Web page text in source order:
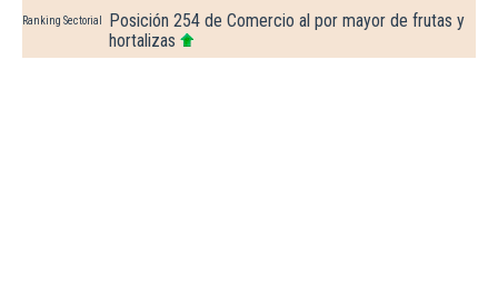
Ranking Sectorial
Posición 254 de Comercio al por mayor de frutas y
hortalizas